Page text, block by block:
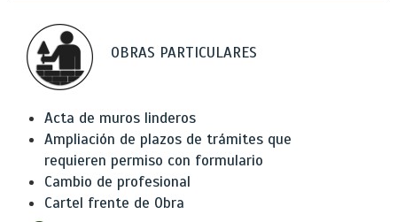
OBRAS PARTICULARES
Acta de muros linderos
Ampliación de plazos de trámites que
requieren permiso con formulario
Cambio de profesional
Cartel frente de Obra